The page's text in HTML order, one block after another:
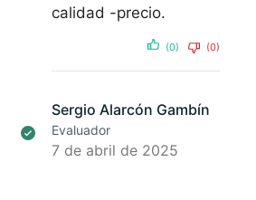
calidad -precio.
(0) (0)
Sergio Alarcón Gambín
Evaluador
7 de abril de 2025